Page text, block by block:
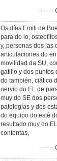
——
Os días Emili de
para do lo,
y, personas dos las
articulaciones do
movilidad da SU,
gatillo y dos puntos
do también, ciático
nervio do EL de
muy do SE dos
patologías y dos
do equipo do esté
resultado muy do
contentas,
——